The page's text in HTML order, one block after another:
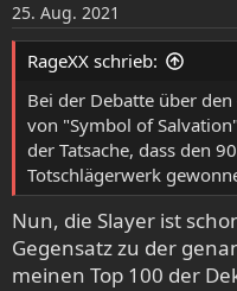
25. Aug. 2021
RageXX schrieb:
Bei der Debatte über
von "Symbol of
der Tatsache, dass den
Totschlägerwerk
Nun, die Slayer ist
Gegensatz zu der
meinen Top 100 der